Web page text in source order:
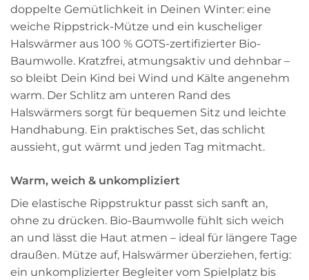
doppelte Gemütlichkeit in Deinen Winter: eine
weiche Rippstrick-Mütze und ein kuscheliger
Halswärmer aus 100 % GOTS-zertifizierter Bio-
Baumwolle. Kratzfrei, atmungsaktiv und dehnbar –
so bleibt Dein Kind bei Wind und Kälte angenehm
warm. Der Schlitz am unteren Rand des
Halswärmers sorgt für bequemen Sitz und leichte
Handhabung. Ein praktisches Set, das schlicht
aussieht, gut wärmt und jeden Tag mitmacht.
Warm, weich & unkompliziert
Die elastische Rippstruktur passt sich sanft an,
ohne zu drücken. Bio-Baumwolle fühlt sich weich
an und lässt die Haut atmen – ideal für längere Tage
draußen. Mütze auf, Halswärmer überziehen, fertig:
ein unkomplizierter Begleiter vom Spielplatz bis